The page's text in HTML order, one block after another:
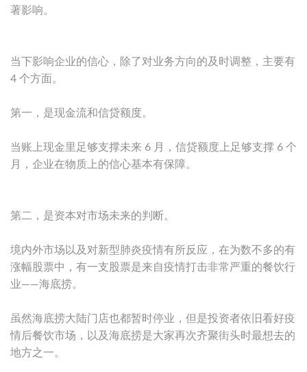
著影响。
当下影响企业的信心，除了对业务方向的及时调整，主要有
4 个方面。
第一，是现金流和信贷额度。
当账上现金里足够支撑未来 6 月，信贷额度上足够支撑 6 个
月，企业在物质上的信心基本有保障。
第二，是资本对市场未来的判断。
境内外市场以及对新型肺炎疫情有所反应，在为数不多的有
涨幅股票中，有一支股票是来自疫情打击非常严重的餐饮行
业——海底捞。
虽然海底捞大陆门店也都暂时停业，但是投资者依旧看好疫
情后餐饮市场，以及海底捞是大家再次齐聚街头时最想去的
地方之一。